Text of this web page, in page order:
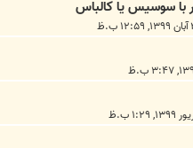
با سوسیس یا کالباس